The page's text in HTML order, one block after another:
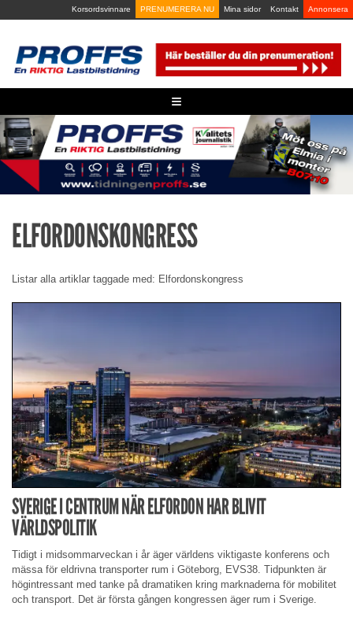
to
Korsordsvinnare PRENUMERERA NU Mina sidor Kontakt Annonsera
≡
ELFORDONSKONGRESS
Listar alla artiklar taggade med: Elfordonskongress
SVERIGE I CENTRUM NÄR ELFORDON HAR BLIVIT
VÄRLDSPOLITIK
Tidigt i midsommarveckan i år äger världens viktigaste konferens och
mässa för eldrivna transporter rum i Göteborg, EVS38. Tidpunkten är
högintressant med tanke på dramatiken kring marknaderna för mobilitet
och transport. Det är första gången kongressen äger rum i Sverige.